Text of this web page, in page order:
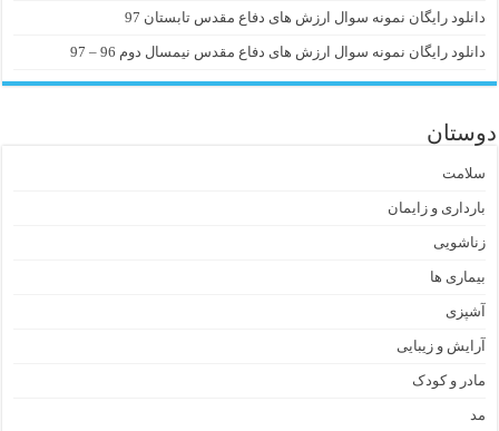
دانلود رایگان نمونه سوال ارزش های دفاع مقدس تابستان 97
دانلود رایگان نمونه سوال ارزش های دفاع مقدس نیمسال دوم 96 – 97
دوستان
سلامت
بارداری و زایمان
زناشویی
بیماری ها
آشپزی
آرایش و زیبایی
مادر و کودک
مد